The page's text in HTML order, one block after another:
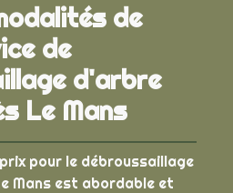
de
de
d'arbre
Le Mans
pour le débroussaillage
Mans est abordable et